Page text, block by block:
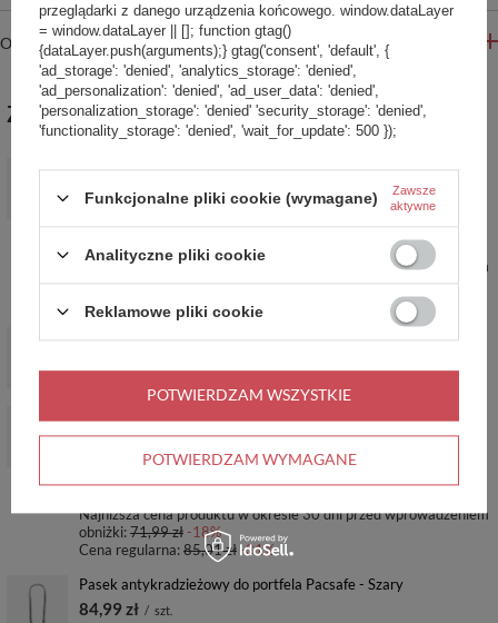
OPINIE
ZABIERZ JESZCZE :)
Kłódka bagażowa antykradzieżowa z systemem TSA Pacsafe
Prosafe 620 - 2 sz. - czarne
Najniższa cena produktu w okresie 30 dni przed wprowadzeniem
Cena regularna:
79,99 zł
-29%
59,97 zł
Kłódka bagażowa antykradzieżowa Pacsafe Prosafe 800 na
szyfr, z systemem TSA
58,99 zł / szt.
Najniższa cena produktu w okresie 30 dni przed wprowadzeniem
obniżki:71,99 zł-18%
Cena regularna:85,01 zł-31%
Pasek antykradzieżowy do portfela Pacsafe - Szary
84,99 zł / szt.
przeglądarki z danego urządzenia końcowego. window.dataLayer
= window.dataLayer || []; function gtag()
{dataLayer.push(arguments);} gtag('consent', 'default', {
'ad_storage': 'denied', 'analytics_storage': 'denied',
'ad_personalization': 'denied', 'ad_user_data': 'denied',
'personalization_storage': 'denied' 'security_storage': 'denied',
'functionality_storage': 'denied', 'wait_for_update': 500 });
Funkcjonalne pliki cookie (wymagane)
Zawsze
aktywne
Analityczne pliki cookie
Reklamowe pliki cookie
POTWIERDZAM WYMAGANE
POTWIERDZAM WSZYSTKIE